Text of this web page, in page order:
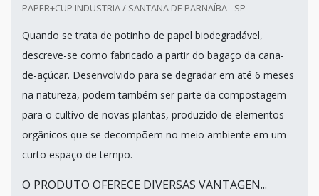
PAPER+CUP INDUSTRIA / SANTANA DE PARNAÍBA - SP
Quando se trata de potinho de papel biodegradável,
descreve-se como fabricado a partir do bagaço da cana-
de-açúcar. Desenvolvido para se degradar em até 6 meses
na natureza, podem também ser parte da compostagem
para o cultivo de novas plantas, produzido de elementos
orgânicos que se decompõem no meio ambiente em um
curto espaço de tempo.
O PRODUTO OFERECE DIVERSAS VANTAGEN...